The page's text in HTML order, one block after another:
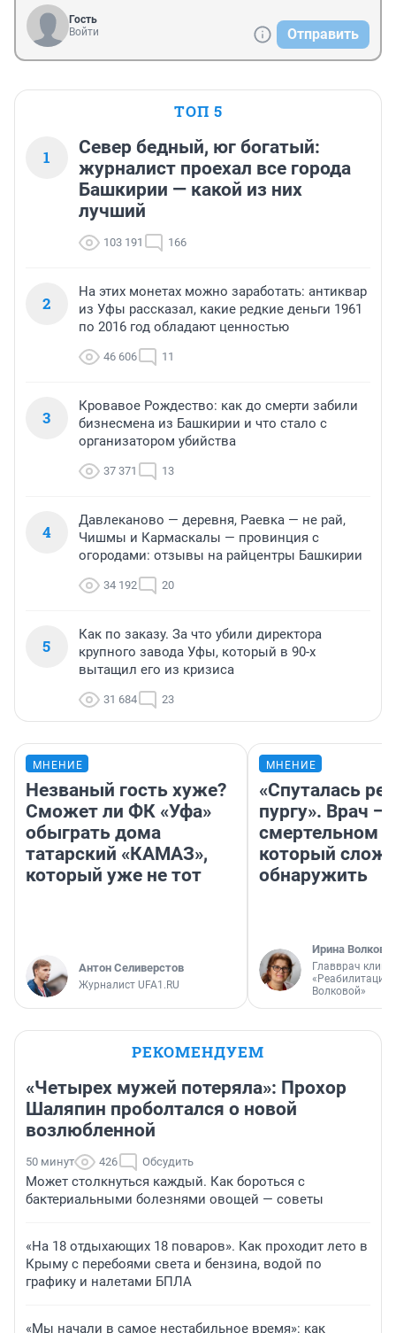
Гость
Войти
Отправить
ТОП 5
1
Север бедный, юг богатый:
журналист проехал все города
Башкирии — какой из них
лучший
103 191 166
2
На этих монетах можно заработать: антиквар
из Уфы рассказал, какие редкие деньги 1961
по 2016 год обладают ценностью
46 606 11
3
Кровавое Рождество: как до смерти забили
бизнесмена из Башкирии и что стало с
организатором убийства
37 371 13
4
Давлеканово — деревня, Раевка — не рай,
Чишмы и Кармаскалы — провинция с
огородами: отзывы на райцентры Башкирии
34 192 20
5
Как по заказу. За что убили директора
крупного завода Уфы, который в 90-х
вытащил его из кризиса
31 684 23
МНЕНИЕ
Незваный гость хуже?
Сможет ли ФК «Уфа»
обыграть дома
татарский «КАМАЗ»,
который уже не тот
Антон Селиверстов
Журналист UFA1.RU
МНЕНИЕ
«Спуталась
пургу». Врач —
смертельном
который
обнаружить
Ирина Волкова
Главврач
«Реабилитация
Волковой»
РЕКОМЕНДУЕМ
«Четырех мужей потеряла»: Прохор
Шаляпин проболтался о новой
возлюбленной
50 минут 426 Обсудить
Может столкнуться каждый. Как бороться с
бактериальными болезнями овощей — советы
«На 18 отдыхающих 18 поваров». Как проходит лето в
Крыму с перебоями света и бензина, водой по
графику и налетами БПЛА
«Мы начали в самое нестабильное время»: как